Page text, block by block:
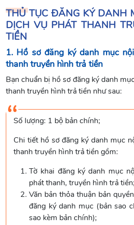
THỦ TỤC ĐĂNG KÝ DANH
DỊCH VỤ PHÁT THANH
TIỀN
1. Hồ sơ đăng ký danh mục
thanh truyền hình trả tiền
Bạn chuẩn bị hồ sơ đăng ký danh
thanh truyền hình trả tiền như sau:
Số lượng: 1 bộ bản chính;
Chi tiết hồ sơ đăng ký danh mục
thanh truyền hình trả tiền gồm:
Tờ khai đăng ký danh mục
phát thanh, truyền hình trả tiền;
Văn bản thỏa thuận bản
đăng ký danh mục (bản sao
sao kèm bản chính);